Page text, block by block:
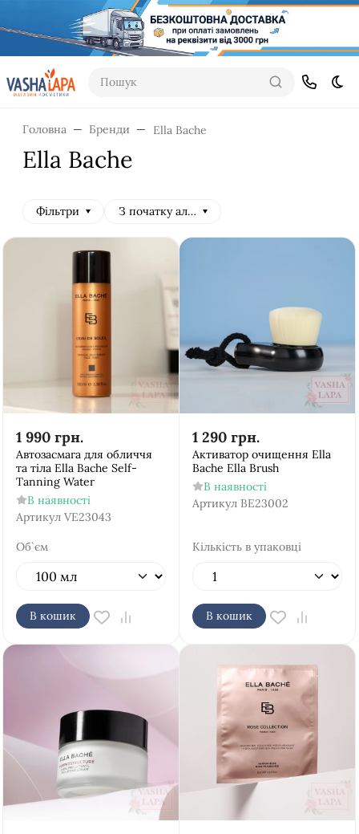
Пошук
Головна Бренди Ella Bache
Ella Bache
Фільтри З початку алфавіту
1 990 грн.
Автозасмага для обличчя
та тіла Ella Bache Self-
Tanning Water
В наявності
Артикул VE23043
Об`єм
В кошик
1 290 грн.
Активатор очищення Ella
Bache Ella Brush
В наявності
Артикул BE23002
Кількість в упаковці
В кошик